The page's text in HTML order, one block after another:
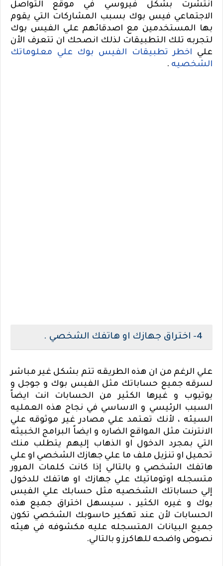
انتشرت بشكل فيروسي في موقع التواصل
الاجتماعي فيس بوك بسبب المشاركات التي يقوم
بها المستخدمين مع اصدقائهم علي الفيس بوك
لتجربه تلك التطبيقات لذلك انصحك ان تتعرف الأن
علي اخطر تطبيقات الفيس بوك علي معلوماتك
الشخصيه .
4- اختراق جهازك او هاتفك الشخصي .
علي الرغم من ان هذه الطريقه تتم بشكل غير مباشر
لسرقه جميع حساباتك مثل الفيس بوك و جوجل و
يوتيوب و غيرها الكثير من الحسابات انت ايضاً
السبب الرئيسي و الاساسي في نجاح هذه العمليه
السيئه ، لأنك تعتمد علي مصادر غير موثوقه علي
الانترنت مثل المواقع الضاره و ايضاً البرامج الخبيثه
التي بمجرد الدخول او الذهاب إليهم يتطلب منك
تحميل او تنزيل ملف ما علي جهازك الشخصي او علي
هاتفك الشخصي و بالتالي إذا كانت كلمات المرور
متسجله اوتوماتيك علي جهازك او هاتفك للدخول
إلي حساباتك الشخصيه مثل حسابك علي الفيس
بوك و غيره الكثير ، سيسهل اختراق جميع هذه
الحسابات لأن عند تهكير حاسوبك الشخصي تكون
جميع البيانات المتسجله عليه مكشوفه في هيئه
نصوص واضحه للهاكرز و بالتالي.